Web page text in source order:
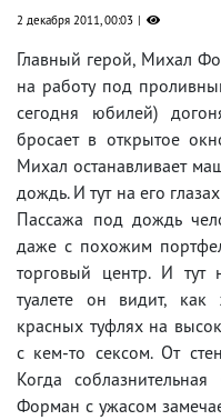
2 декабря 2011, 00:03
Главный герой, Михал
на работу под
сегодня юбилей)
бросает в открытое
Михал останавливает
дождь. И тут на его
Пассажа под дождь
даже с похожим
торговый центр. И тут
туалете он видит,
красных туфлях на
с кем-то сексом. От
Когда
Форман с ужасом